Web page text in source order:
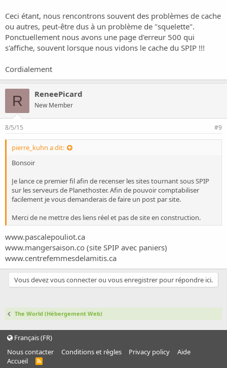
Ceci étant, nous rencontrons souvent des problèmes de cache
ou autres, peut-être dus à un problème de "squelette".
Ponctuellement nous avons une page d'erreur 500 qui
s'affiche, souvent lorsque nous vidons le cache du SPIP !!!
Cordialement
R ReneePicard
New Member
8/5/15 #9
pierre_kuhn a dit:
Bonsoir
Je lance ce premier fil afin de recenser les sites tournant sous SPIP
sur les serveurs de Planethoster. Afin de pouvoir comptabiliser
facilement je vous demanderais de faire un post par site.
Merci de ne mettre des liens réel et pas de site en construction.
www.pascalepouliot.ca
www.mangersaison.co (site SPIP avec paniers)
www.centrefemmesdelamitis.ca
Vous devez vous connecter ou vous enregistrer pour répondre ici.
The World (Hébergement Web)
Français (FR)
Nous contacter
Conditions et règles Privacy policy
Aide
Accueil
R